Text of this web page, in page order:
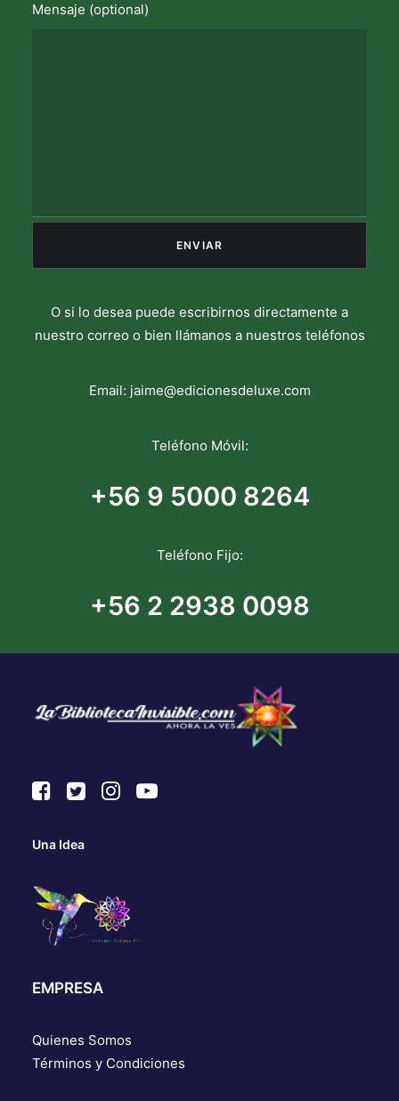
Mensaje (optional)
O si lo desea puede escribirnos directamente a
nuestro correo o bien llámanos a nuestros teléfonos
Email: jaime@edicionesdeluxe.com
Teléfono Móvil:
+56 9 5000 8264
Teléfono Fijo:
+56 2 2938 0098
Una Idea
EMPRESA
Quienes Somos
Términos y Condiciones